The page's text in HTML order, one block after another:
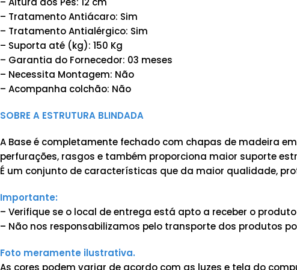
– Tratamento Antiácaro: Sim
– Tratamento Antialérgico: Sim
– Suporta até (kg): 150 Kg
– Garantia do Fornecedor: 03 meses
– Necessita Montagem: Não
– Acompanha colchão: Não
SOBRE A ESTRUTURA BLINDADA
A Base é completamente fechado com chapas de madeira
perfurações, rasgos e também proporciona maior suporte
É um conjunto de características que da maior qualidade,
Importante:
– Verifique se o local de entrega está apto a receber o
– Não nos responsabilizamos pelo transporte dos produtos
Foto meramente ilustrativa.
As cores podem variar de acordo com as luzes e tela do